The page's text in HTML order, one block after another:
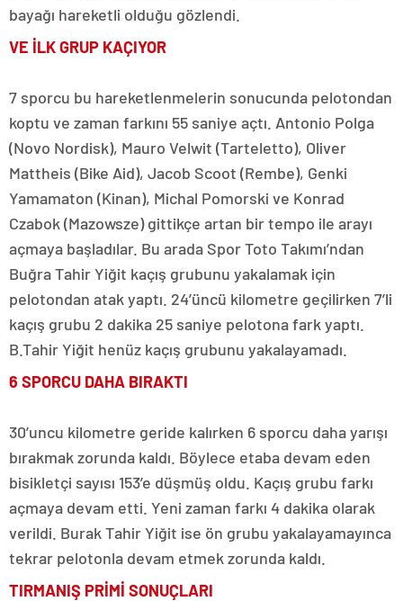
bayağı hareketli olduğu gözlendi.
VE İLK GRUP KAÇIYOR
7 sporcu bu hareketlenmelerin sonucunda pelotondan
koptu ve zaman farkını 55 saniye açtı. Antonio Polga
(Novo Nordisk), Mauro Velwit (Tarteletto), Oliver
Mattheis (Bike Aid), Jacob Scoot (Rembe), Genki
Yamamaton (Kinan), Michal Pomorski ve Konrad
Czabok (Mazowsze) gittikçe artan bir tempo ile arayı
açmaya başladılar. Bu arada Spor Toto Takımı’ndan
Buğra Tahir Yiğit kaçış grubunu yakalamak için
pelotondan atak yaptı. 24’üncü kilometre geçilirken 7’li
kaçış grubu 2 dakika 25 saniye pelotona fark yaptı.
B.Tahir Yiğit henüz kaçış grubunu yakalayamadı.
6 SPORCU DAHA BIRAKTI
30’uncu kilometre geride kalırken 6 sporcu daha yarışı
bırakmak zorunda kaldı. Böylece etaba devam eden
bisikletçi sayısı 153’e düşmüş oldu. Kaçış grubu farkı
açmaya devam etti. Yeni zaman farkı 4 dakika olarak
verildi. Burak Tahir Yiğit ise ön grubu yakalayamayınca
tekrar pelotonla devam etmek zorunda kaldı.
TIRMANIŞ PRİMİ SONUÇLARI